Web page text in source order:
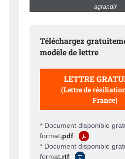
agrandir
Téléchargez
modèle de lettre
LETTRE
(Lettre de
France)
* Document disponible
format.pdf
* Document disponible
format.rtf